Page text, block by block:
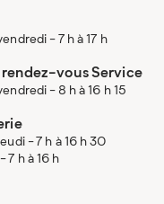
- 7 h à 17 h
rendez-vous Service
- 8 h à 16 h 15
- 7 h à 16 h 30
7 h à 16 h